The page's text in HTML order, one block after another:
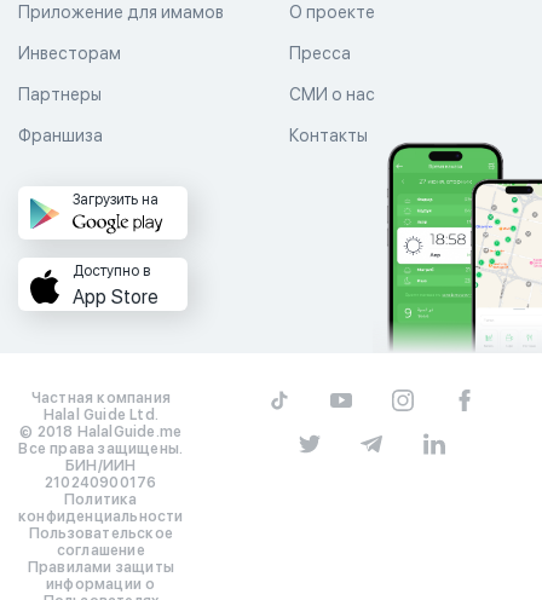
Приложение для имамов О проекте
Пресса
СМИ о нас
Контакты
Инвесторам
Партнеры
Франшиза
Загрузить на
Доступно в
App Store
Частная компания
Halal Guide Ltd.
© 2018 HalalGuide.me
Все права защищены.
БИН/ИИН
210240900176
Политика
конфиденциальности
Пользовательское
соглашение
Правилами защиты
информации о